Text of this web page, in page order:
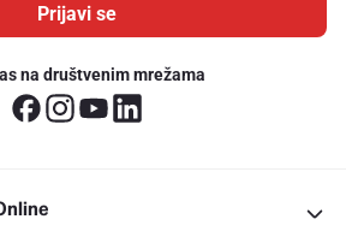
Prijavi se
na društvenim mrežama